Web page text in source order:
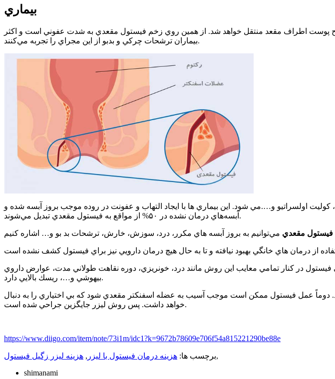
بيماري
پوست اطراف مقعد منتقل خواهد شد. از همين روي زخم فيستول مقعدي به شدت عفوني است و اكثر
بيماران ترشحات چركي و بدبو از اين مجراي را تجربه مي‌كنند.
اولسراتيو و….مي شود. اين بيماري ها با ايجاد التهاب و عفونت در روده موجب بروز آبسه شده و
آبسه‌هاي درمان نشده در ۵۰% از مواقع به فيستول مقعدي تبديل مي‌شوند.
فيستول مقعدي
در كنار تمامي معايب اين روش مانند درد، خونريزي، دوره نقاهت طولاني مدت، عوارض داروي
بيهوشي و…، ريسك بالايي دارد.
دوماً عمل فيستول ممكن است موجب آسيب به عضله اسفنكتر مقعدي شود كه بي اختياري را به دنبال
خواهد داشت. پس روش ليزر جايگزين جراحي شده است.
https://www.diigo.com/item/note/73i1m/idc1?k=9672b78609e706f54a815221290be88e
برچسب ها: هزينه درمان فيستول با ليزر , هزينه ليزر زگيل فيستول
,
shimanami